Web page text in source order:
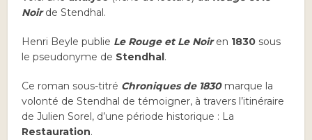
Noirde Stendhal.
Henri Beyle publie Le Rouge et Le Noiren 1830 sous
le pseudonyme de Stendhal.
Ce roman sous-titré Chroniques de 1830marque la
volonté de Stendhal de témoigner, à travers l’itinéraire
de Julien Sorel, d’une période historique : La
Restauration.